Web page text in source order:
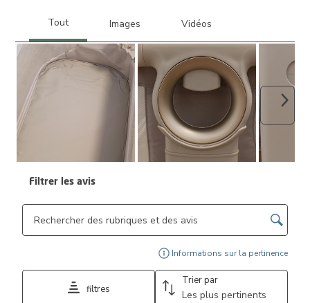
Filtrer les avis
Zone de recherche de sujet et d'avis
Informations sur la pertinence
filtres
Trier par
Les plus pertinents